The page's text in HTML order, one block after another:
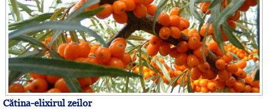
Cătina-elixirul zeilor